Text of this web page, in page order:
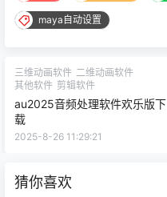
maya自动设置
三维动画软件 二维动画软件
其他软件 剪辑软件
au2025音频处理软件欢乐版下
载
2025-8-26 11:29:21
猜你喜欢